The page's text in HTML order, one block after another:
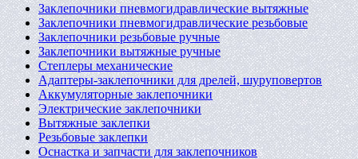
Заклепочники пневмогидравлические вытяжные
Заклепочники пневмогидравлические резьбовые
Заклепочники резьбовые ручные
Заклепочники вытяжные ручные
Степлеры механические
Адаптеры-заклепочники для дрелей, шуруповертов
Аккумуляторные заклепочники
Электрические заклепочники
Вытяжные заклепки
Резьбовые заклепки
Оснастка и запчасти для заклепочников